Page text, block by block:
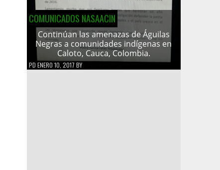
COMUNICADOS NASAACIN
Continúan las amenazas de Águilas
Negras a comunidades indígenas en
Caloto, Cauca, Colombia.
PD ENERO 10, 2017 BY